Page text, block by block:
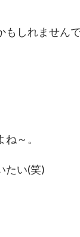
もしれません
～。
たい(笑)